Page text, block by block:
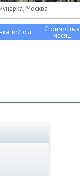
Москва
м2/год Стоимость в
месяц